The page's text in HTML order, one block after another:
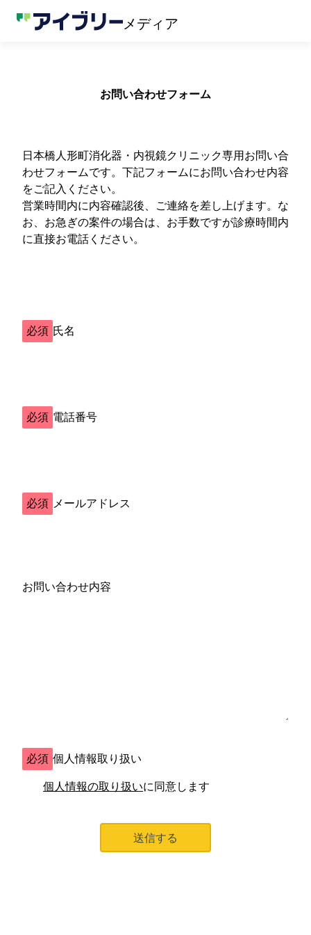
メディア
お問い合わせフォーム
日本橋人形町消化器・内視鏡クリニック専用お問い合
わせフォームです。下記フォームにお問い合わせ内容
をご記入ください。
営業時間内に内容確認後、ご連絡を差し上げます。な
お、お急ぎの案件の場合は、お手数ですが診療時間内
に直接お電話ください。
必須 氏名
必須 電話番号
必須 メールアドレス
お問い合わせ内容
必須 個人情報取り扱い
個人情報の取り扱いに同意します
送信する